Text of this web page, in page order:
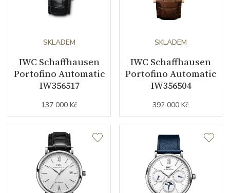
SKLADEM
IWC Schaffhausen
Portofino Automatic
IW356517
137 000 Kč
SKLADEM
IWC Schaffhausen
Portofino Automatic
IW356504
392 000 Kč